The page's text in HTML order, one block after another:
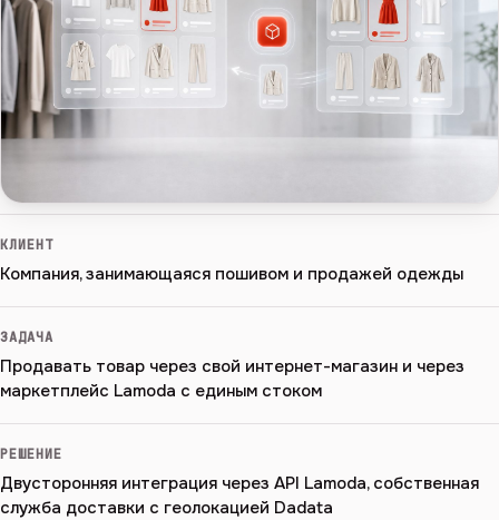
КЛИЕНТ
Компания, занимающаяся пошивом и продажей одежды
ЗАДАЧА
Продавать товар через свой интернет-магазин и через
маркетплейс Lamoda с единым стоком
РЕШЕНИЕ
Двусторонняя интеграция через API Lamoda, собственная
служба доставки с геолокацией Dadata